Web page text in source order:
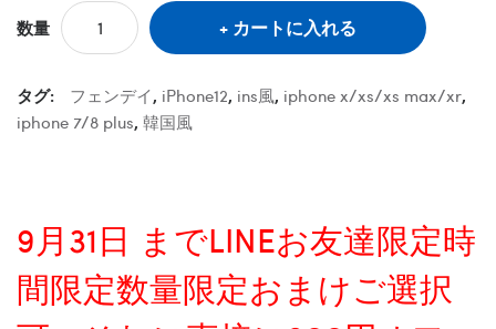
数量 カートに入れる
タグ: フェンデイ, iPhone12, ins風, iphone x/xs/xs max/xr,
iphone 7/8 plus, 韓国風
9月31日 までLINEお友達限定時
間限定数量限定おまけご選択